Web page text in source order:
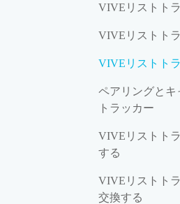
VIVEリストト
VIVEリストト
VIVEリストト
ペアリングとキ
トラッカー
VIVEリストト
する
VIVEリストト
交換する